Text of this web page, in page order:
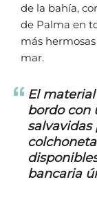
de la bahía,
de Palma en
más
mar.
El
bordo con
salvavidas
bancaria